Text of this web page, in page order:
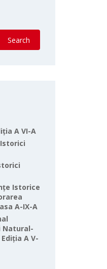
Search
A VI-A
Istorice
A-IX-A
Natural-
A V-